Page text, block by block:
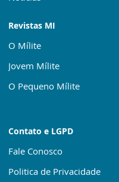
Revistas MI
O Mílite
Jovem Mílite
O Pequeno Mílite
Contato e LGPD
Fale Conosco
Politica de Privacidade